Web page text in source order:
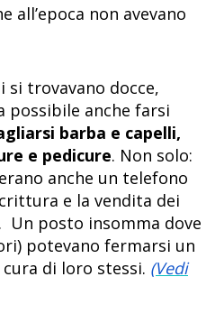
all’epoca non avevano
trovavano docce,
possibile anche farsi
barba e capelli,
e pedicure. Non solo:
anche un telefono
e la vendita dei
posto insomma dove
potevano fermarsi un
di loro stessi. (Vedi